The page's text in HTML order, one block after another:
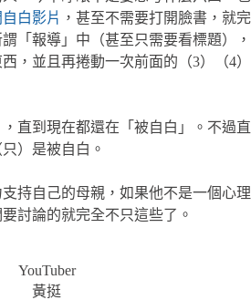
白影片 ，甚至不需要打開臉書，就完
「報導」中（甚至只需要看標題），
，並且再捲動一次前面的（3）（4）
直到現在都還在「被自白」。不過直
）是被自白。
持自己的母親，如果他不是一個心理
討論的就完全不只這些了。
YouTuber
黃挺